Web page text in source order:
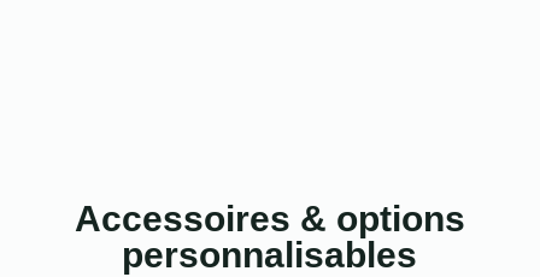
Accessoires & options
personnalisables